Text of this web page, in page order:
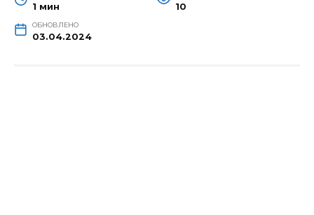
1 мин 10
ОБНОВЛЕНО
03.04.2024